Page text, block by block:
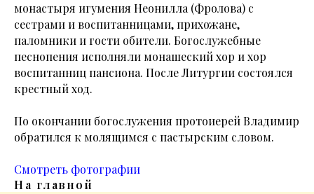
монастыря игумения Неонилла (Фролова) с
сестрами и воспитанницами, прихожане,
паломники и гости обители. Богослужебные
песнопения исполняли монашеский хор и хор
воспитанниц пансиона. После Литургии состоялся
крестный ход.
По окончании богослужения протоиерей Владимир
обратился к молящимся с пастырским словом.
Смотреть фотографии
На главной